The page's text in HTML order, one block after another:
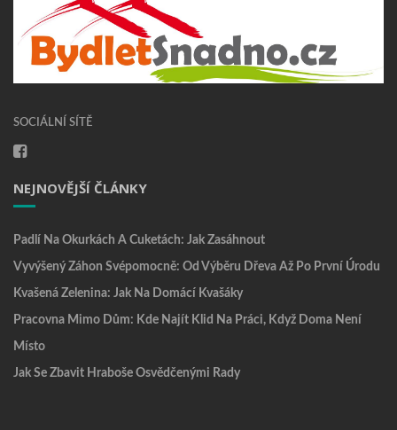
SOCIÁLNÍ SÍTĚ
NEJNOVĚJŠÍ ČLÁNKY
Padlí Na Okurkách A Cuketách: Jak Zasáhnout
Vyvýšený Záhon Svépomocně: Od Výběru Dřeva Až Po První Úrodu
Kvašená Zelenina: Jak Na Domácí Kvašáky
Pracovna Mimo Dům: Kde Najít Klid Na Práci, Když Doma Není
Místo
Jak Se Zbavit Hraboše Osvědčenými Rady